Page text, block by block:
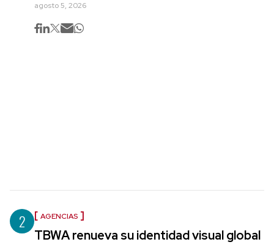
agosto 5, 2026
2 AGENCIAS
TBWA renueva su identidad visual global